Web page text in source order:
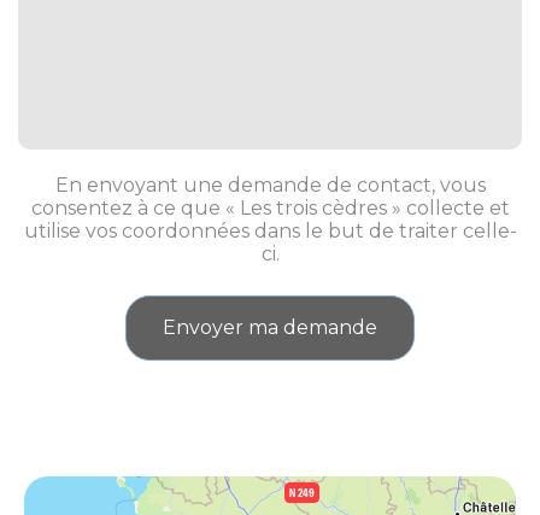
En envoyant une demande de contact, vous
consentez à ce que « Les trois cèdres » collecte et
utilise vos coordonnées dans le but de traiter celle-
ci.